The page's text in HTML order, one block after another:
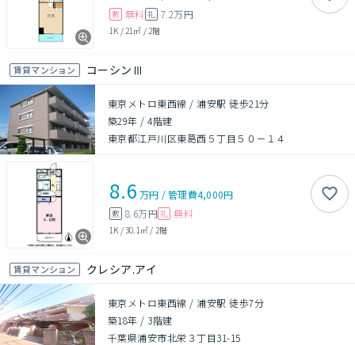
敷 無料 礼 7.2万円
1K / 21㎡ / 2階
賃貸マンション コーシンⅢ
東京メトロ東西線 / 浦安駅 徒歩21分
築29年 /4階建
東京都江戸川区東葛西５丁目５０－１４
8.6 万円 /管理費4,000円
敷 8.6万円 礼 無料
1K /30.1㎡ / 2階
賃貸マンション クレシア.アイ
東京メトロ東西線 / 浦安駅 徒歩7分
築18年 / 3階建
千葉県浦安市北栄３丁目31-15